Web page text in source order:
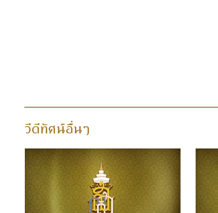
วีดีทัศน์อื่นๆ